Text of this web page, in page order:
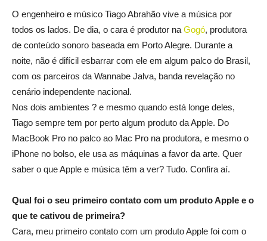
O engenheiro e músico Tiago Abrahão vive a música por
todos os lados. De dia, o cara é produtor na Gogó, produtora
de conteúdo sonoro baseada em Porto Alegre. Durante a
noite, não é difícil esbarrar com ele em algum palco do Brasil,
com os parceiros da Wannabe Jalva, banda revelação no
cenário independente nacional.
Nos dois ambientes ? e mesmo quando está longe deles,
Tiago sempre tem por perto algum produto da Apple. Do
MacBook Pro no palco ao Mac Pro na produtora, e mesmo o
iPhone no bolso, ele usa as máquinas a favor da arte. Quer
saber o que Apple e música têm a ver? Tudo. Confira aí.
Qual foi o seu primeiro contato com um produto Apple e o
que te cativou de primeira?
Cara, meu primeiro contato com um produto Apple foi com o